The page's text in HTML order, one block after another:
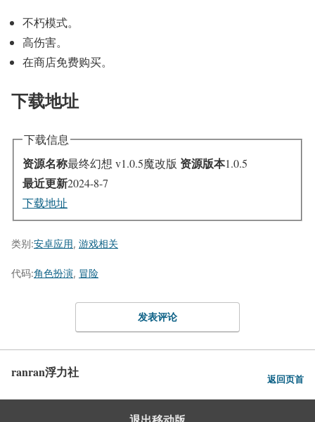
不朽模式。
高伤害。
在商店免费购买。
下载地址
下载信息
资源名称最终幻想 v1.0.5魔改版 资源版本1.0.5
最近更新2024-8-7
下载地址
类别:安卓应用, 游戏相关
代码:角色扮演, 冒险
发表评论
ranran浮力社 返回页首